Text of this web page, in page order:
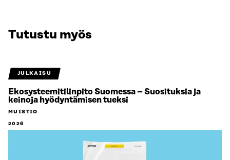
Tutustu myös
JULKAISU
Ekosysteemitilinpito Suomessa – Suosituksia ja
keinoja hyödyntämisen tueksi
MUISTIO
2026